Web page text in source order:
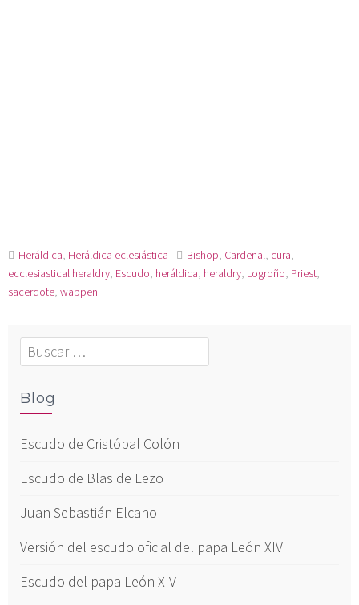
Heráldica, Heráldica eclesiástica Bishop, Cardenal, cura,
ecclesiastical heraldry, Escudo, heráldica, heraldry, Logroño, Priest,
sacerdote, wappen
Blog
Escudo de Cristóbal Colón
Escudo de Blas de Lezo
Juan Sebastián Elcano
Versión del escudo oficial del papa León XIV
Escudo del papa León XIV